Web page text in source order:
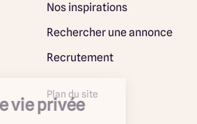
Nos inspirations
Rechercher une annonce
Recrutement
Plan du site